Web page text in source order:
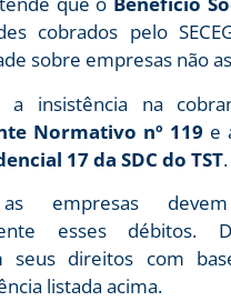
cobrados pelo
sobre empresas não
a insistência na
Normativo nº 119 e
17 da SDC do TST.
empresas
esses débitos.
seus direitos com
listada acima.